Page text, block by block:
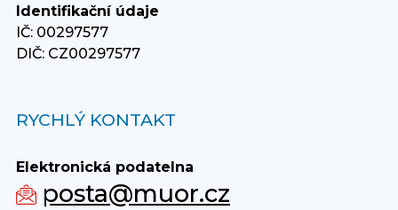
Identifikační údaje
IČ: 00297577
DIČ: CZ00297577
RYCHLÝ KONTAKT
Elektronická podatelna
posta@muor.cz